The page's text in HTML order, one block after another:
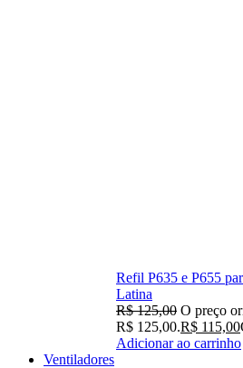
Refil P635 e P655
Latina
R$125,00 O preço
R$ 125,00.R$ 115,00
Adicionar ao carrinho
Ventiladores